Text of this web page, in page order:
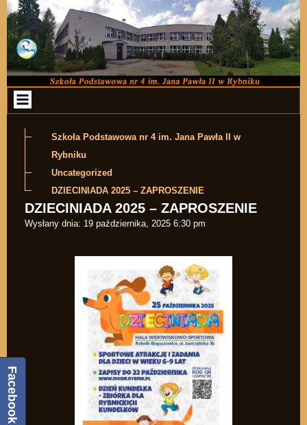
Przejdź do zawartości
Szkoła Podstawowa nr 4 im. Jana Pawła II w
Rybniku
Uncategorized
DZIECINIADA 2025 – ZAPROSZENIE
DZIECINIADA 2025 – ZAPROSZENIE
Wysłany dnia: 19 października, 2025 6:30 pm
Facebook